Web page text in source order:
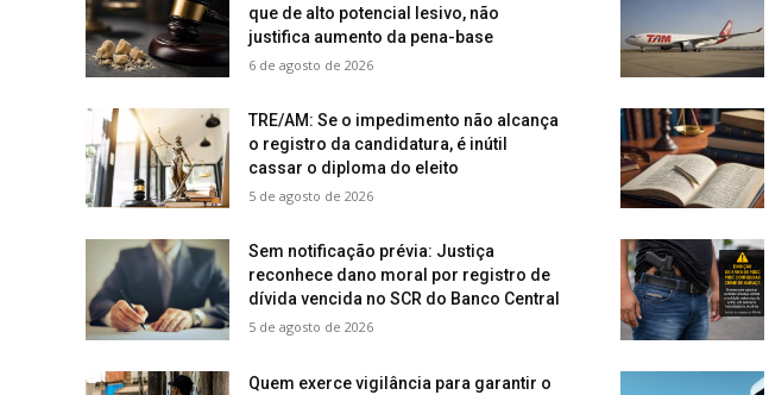
que de alto potencial lesivo, não
justifica aumento da pena-base
6 de agosto de 2026
TRE/AM: Se o impedimento não alcança
o registro da candidatura, é inútil
cassar o diploma do eleito
5 de agosto de 2026
Sem notificação prévia: Justiça
reconhece dano moral por registro de
dívida vencida no SCR do Banco Central
5 de agosto de 2026
Quem exerce vigilância para garantir o